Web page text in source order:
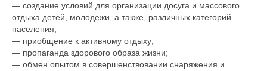
— создание условий для организации досуга и массового
отдыха детей, молодежи, а также, различных категорий
населения;
— приобщение к активному отдыху;
— пропаганда здорового образа жизни;
— обмен опытом в совершенствовании снаряжения и